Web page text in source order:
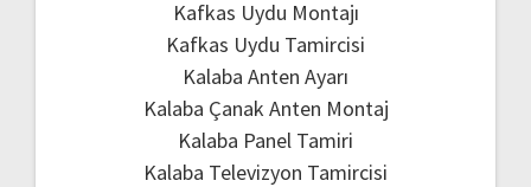
Kafkas Uydu Montajı
Kafkas Uydu Tamircisi
Kalaba Anten Ayarı
Kalaba Çanak Anten Montaj
Kalaba Panel Tamiri
Kalaba Televizyon Tamircisi